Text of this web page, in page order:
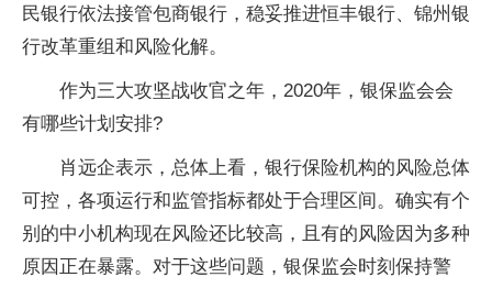
民银行依法接管包商银行，稳妥推进恒丰银行、锦州银
行改革重组和风险化解。
作为三大攻坚战收官之年，2020年，银保监会会
有哪些计划安排?
肖远企表示，总体上看，银行保险机构的风险总体
可控，各项运行和监管指标都处于合理区间。确实有个
别的中小机构现在风险还比较高，且有的风险因为多种
原因正在暴露。对于这些问题，银保监会时刻保持警